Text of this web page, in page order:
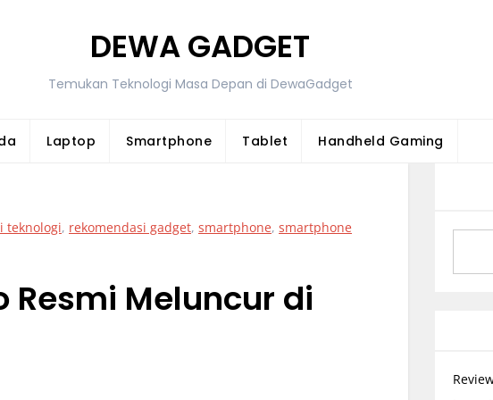
DEWA GADGET
Temukan Teknologi Masa Depan di DewaGadget
Laptop Smartphone Tablet Handheld Gaming
teknologi, rekomendasi gadget, smartphone, smartphone
Resmi Meluncur di